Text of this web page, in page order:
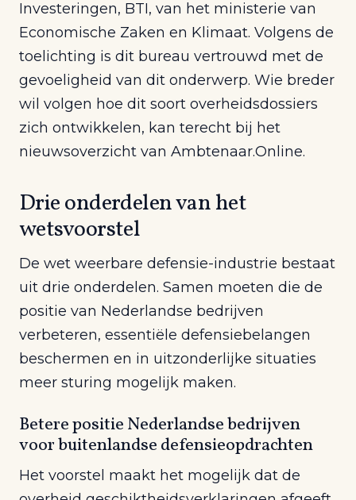
Investeringen, BTI, van het ministerie van
Economische Zaken en Klimaat. Volgens de
toelichting is dit bureau vertrouwd met de
gevoeligheid van dit onderwerp. Wie breder
wil volgen hoe dit soort overheidsdossiers
zich ontwikkelen, kan terecht bij het
nieuwsoverzicht van Ambtenaar.Online.
Drie onderdelen van het
wetsvoorstel
De wet weerbare defensie-industrie bestaat
uit drie onderdelen. Samen moeten die de
positie van Nederlandse bedrijven
verbeteren, essentiële defensiebelangen
beschermen en in uitzonderlijke situaties
meer sturing mogelijk maken.
Betere positie Nederlandse bedrijven
voor buitenlandse defensieopdrachten
Het voorstel maakt het mogelijk dat de